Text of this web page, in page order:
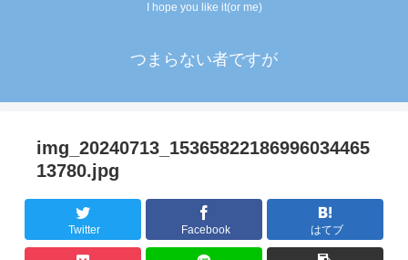
I hope you like it(or me)
つまらない者ですが
img_20240713_15365822186996034465
13780.jpg
Twitter Facebook はてブ